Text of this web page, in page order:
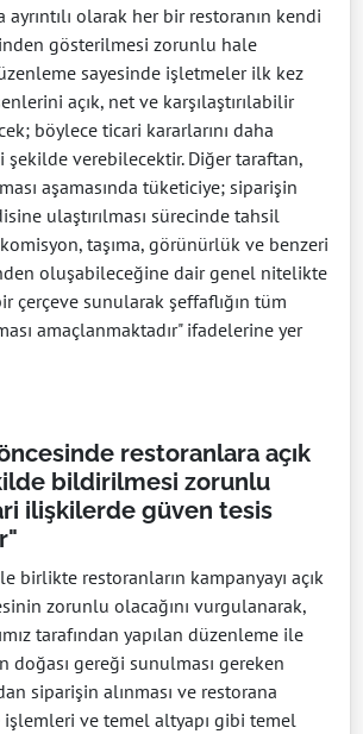
ayrıntılı olarak her bir restoranın kendi
gösterilmesi zorunlu hale
sayesinde işletmeler ilk kez
açık, net ve karşılaştırılabilir
böylece ticari kararlarını daha
şekilde verebilecektir. Diğer taraftan,
aşamasında tüketiciye; siparişin
ulaştırılması sürecinde tahsil
taşıma, görünürlük ve benzeri
oluşabileceğine dair genel nitelikte
çerçeve sunularak şeffaflığın tüm
amaçlanmaktadır" ifadelerine yer
restoranlara açık
bildirilmesi zorunlu
ilişkilerde güven tesis
birlikte restoranların kampanyayı açık
zorunlu olacağını vurgulanarak,
tarafından yapılan düzenleme ile
doğası gereği sunulması gereken
siparişin alınması ve restorana
ve temel altyapı gibi temel